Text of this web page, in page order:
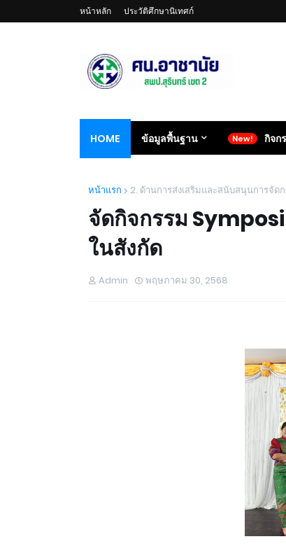
หน้าหลัก ประวัติศึกษานิเทศก์
HOME ข้อมูลพื้นฐาน กิจก
หน้าแรก 2. ด้านการส่งเสริมและสนับสนุนการจัด
จัดกิจกรรม
ในสังกัด
Admin พฤษภาคม 30, 2568